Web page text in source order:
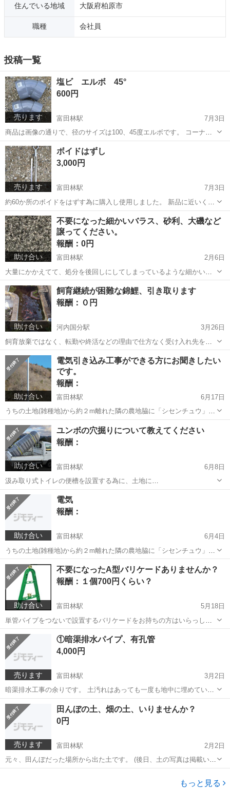
住んでいる地域 大阪府柏原市
職種 会社員
投稿一覧
売ります
塩ビ エルボ 45°
600円
富田林駅
7月3日
商品は画像の通りで、径のサイズは100、45度エルボです。 コーナン
PROで２つ1204円で購入しましたが１つも使用せず両方新品の残って
います。 １つ300円でいかがでしょうか？ 柏原自宅付近コンビニか河
南町寺田の土地での...
大阪 南河内郡 富田林駅
売ります
ボイドはずし
3,000円
富田林駅
7月3日
約60か所のボイドをはずす為に購入し使用しました。 新品に近いくら
い綺麗な状態ですが、もう使うことがないので必要な方にお譲りいた
します。 柏原自宅付近か河南町寺田の土地での取引をお願いします。
#ボイド外し #スリーブ抜き
大阪 南河内郡 富田林駅 ボイド
助け合い
不要になった細かいバラス、砂利、大磯など
譲ってください。
報酬：0円
富田林駅
2月6日
大量にかかえてて、処分を後回しにしてしまっているような細かいバ
ラスや砂利などがございましたら、引き取りに伺いますのでご寄付く
ださい。
大阪 南河内郡 富田林駅 買いたい/ください 砂利
助け合い
飼育継続が困難な錦鯉、引き取ります
報酬：０円
河内国分駅
3月26日
飼育放棄ではなく、転勤や終活などの理由で仕方なく受け入れ先を探
しておられる方へ🐟 または写真の池に合いそうだから｢ウチの自慢の
鯉だけど数匹譲渡してあげる｣といった錦鯉のブリーダー様からのご連
大阪 柏原市 河内国分駅 買いたい/ください 所有者
助け合い
電気引き込み工事ができる方にお聞きしたい
です。
報酬：
富田林駅
6月17日
うちの土地(雑種地)から約２m離れた隣の農地脇に「シセンチュウ」が
立っていて、関西電力に確認を取ったところ、シセンチュウまで電線
を引っ張ってきて、その支線柱から約25mくらい離れたうちの敷地内
の所定の場所に関西電力が電気を引...
大阪 南河内郡 富田林駅 分電盤
助け合い
ユンボの穴掘りについて教えてください
報酬：
富田林駅
6月8日
汲み取り式トイレの便槽を設置する為に、土地に
(縦)2,300mm×(横)900mm×(深さ)1,150mmよりは少し大きめに穴を掘り
たいです。 ユンボを持ち込んで穴掘り作業をしてもらったらどれくら
いの金額でやってもらえるもの...
大阪 南河内郡
助け合い
電気
報酬：
富田林駅
6月4日
うちの土地(雑種地)から約２m離れた隣の農地脇に「シセンチュウ」が
立っていて、関西電力に確認を取ったところ、シセンチュウまで電線
を引っ張ってきて、さらに支線柱から約25mくらい離れたうちの敷地
内に関西電力が電気を引っ張ってき...
大阪 南河内郡 富田林駅 教えて 土地
助け合い
不要になったA型バリケードありませんか？
報酬：１個700円くらい？
富田林駅
5月18日
単管パイプをつないで設置するバリケードをお持ちの方はいらっしゃ
いませんか？ 余らせていて敷地の端っこで処分に困って放置されてる
ようなもので結構ですので安値で譲っていただけたらありがたいで
す。 ５つ以上は必要です🙇
大阪 南河内郡 富田林駅 買いたい/ください
売ります
①暗渠排水パイプ、有孔管
4,000円
富田林駅
3月2日
暗渠排水工事の余りです。 土汚れはあっても一度も地中に埋めていな
い新品です。 パイプの目が大きいので土が流れないように不織布等で
しっかり包んで使用しましょう。 長さは１本約10mのものから約13m
のものまであります。 外径は...
大阪 南河内郡 富田林駅 その他 暗渠排水
売ります
田んぼの土、畑の土、いりませんか？
0円
富田林駅
2月2日
元々、田んぼだった場所から出た土です。 (後日、土の写真は掲載いた
します) 土を入れて造成していたら想定より溢れてしまったようなので
農地の土を必要な方に差し上げます。 軽トラ等で持ち帰れる量の取り
もっと見る